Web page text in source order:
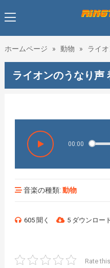
ホームページ » 動物 » ライ
ライオンのうなり声
00:00
音楽の種類: 動物
605 聞く 5 ダウンロー
Rate